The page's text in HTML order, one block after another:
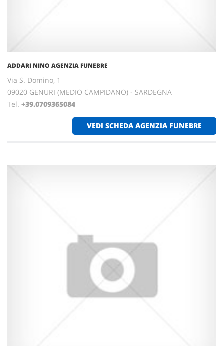
ADDARI NINO AGENZIA FUNEBRE
Via S. Domino, 1
09020 GENURI (MEDIO CAMPIDANO) - SARDEGNA
Tel. +39.0709365084
VEDI SCHEDA AGENZIA FUNEBRE